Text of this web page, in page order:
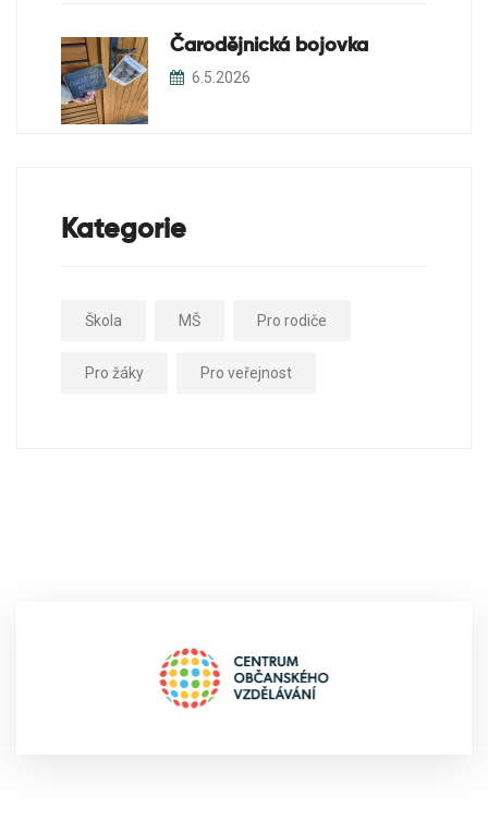
Čarodějnická bojovka
6.5.2026
Kategorie
Škola MŠ Pro rodiče
Pro žáky Pro veřejnost